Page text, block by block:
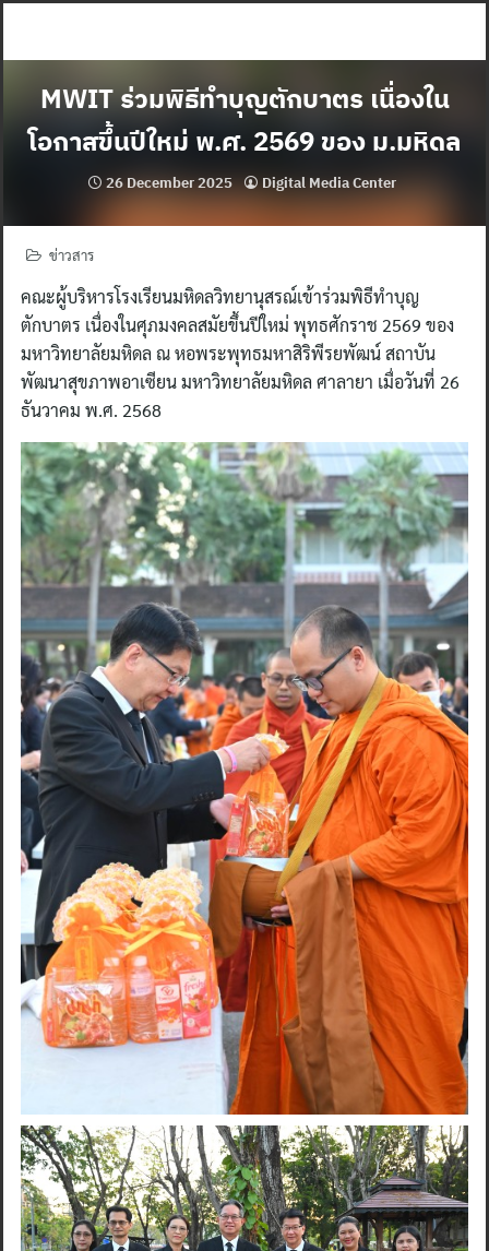
MWIT ร่วมพิธีทำบุญตักบาตร เนื่องใน
โอกาสขึ้นปีใหม่ พ.ศ. 2569 ของ ม.มหิดล
26 December 2025 Digital Media Center
ข่าวสาร
คณะผู้บริหารโรงเรียนมหิดลวิทยานุสรณ์เข้าร่วมพิธีทำบุญ
ตักบาตร เนื่องในศุภมงคลสมัยขึ้นปีใหม่ พุทธศักราช 2569 ของ
มหาวิทยาลัยมหิดล ณ หอพระพุทธมหาสิริพีรยพัฒน์ สถาบัน
พัฒนาสุขภาพอาเซียน มหาวิทยาลัยมหิดล ศาลายา เมื่อวันที่ 26
ธันวาคม พ.ศ. 2568